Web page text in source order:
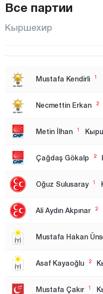
Зона 3
Измир
Зона 2
Адана
Афьонкарахисар
Агры
Амасья
Анкара
Зона 2
Зона 3
Ардахан
Артвин
Все партии
Кыршехир
Mustafa Kendirli 1
Necmettin Erkan 2
Metin İlhan 1
Çağdaş Gökalp 2
Oğuz Sulusaray 1
Ali Aydın Akpınar 2
Mustafa Hakan
Asaf Kayaoğlu 2
Mustafa Çakır 1